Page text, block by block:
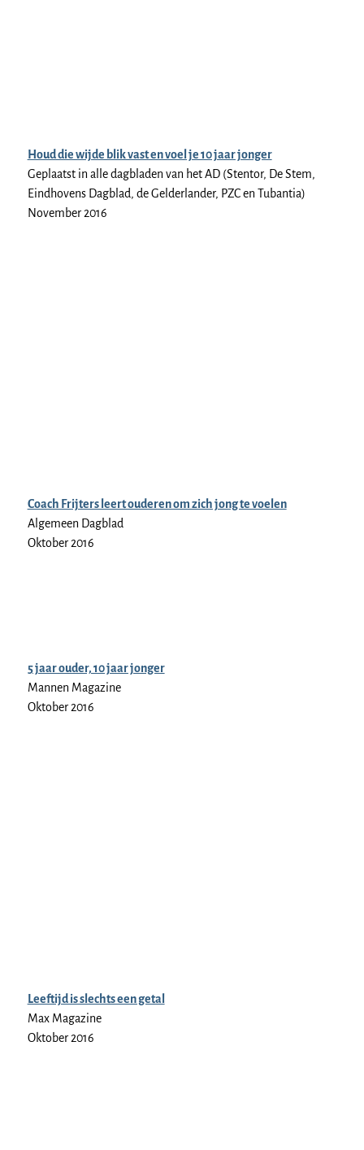
Houd die wijde blik vast en voel je 10 jaar jonger
Geplaatst in alle dagbladen van het AD (Stentor, De Stem,
Eindhovens Dagblad, de Gelderlander, PZC en Tubantia)
November 2016
Coach Frijters leert ouderen om zich jong te voelen
Algemeen Dagblad
Oktober 2016
5 jaar ouder, 10 jaar jonger
Mannen Magazine
Oktober 2016
Leeftijd is slechts een getal
Max Magazine
Oktober 2016